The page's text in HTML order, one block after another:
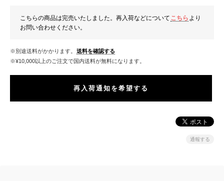
こちらの商品は完売いたしました。再入荷などについて こちら より
お問い合わせください。
※別途送料がかかります。 送料を確認する
※¥10,000以上のご注文で国内送料が無料になります。
再入荷通知を希望する
通報する